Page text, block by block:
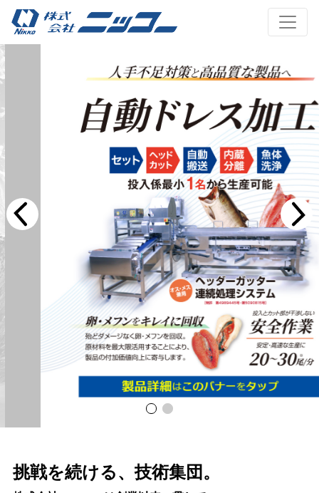
挑戦を続ける、技術集団。